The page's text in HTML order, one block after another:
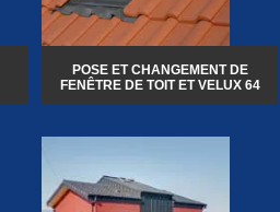
POSE ET CHANGEMENT DE
FENÊTRE DE TOIT ET VELUX 64